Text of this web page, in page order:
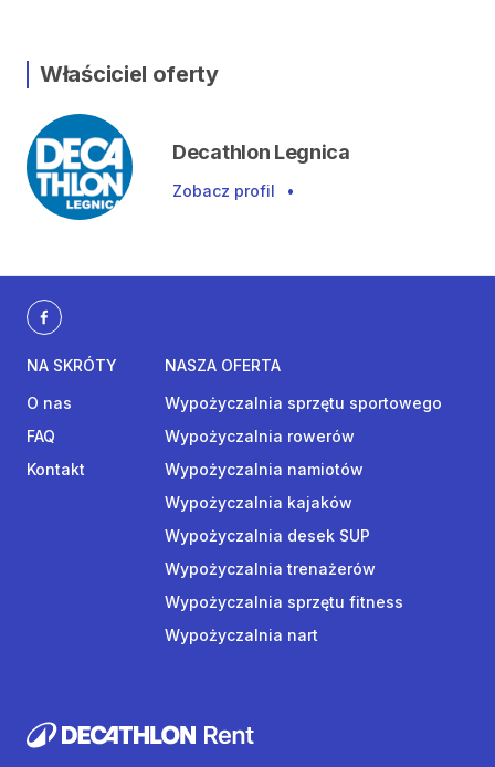
Właściciel oferty
Decathlon Legnica
Zobacz profil •
NA SKRÓTY
O nas
FAQ
Kontakt
NASZA OFERTA
Wypożyczalnia sprzętu sportowego
Wypożyczalnia rowerów
Wypożyczalnia namiotów
Wypożyczalnia kajaków
Wypożyczalnia desek SUP
Wypożyczalnia trenażerów
Wypożyczalnia sprzętu fitness
Wypożyczalnia nart